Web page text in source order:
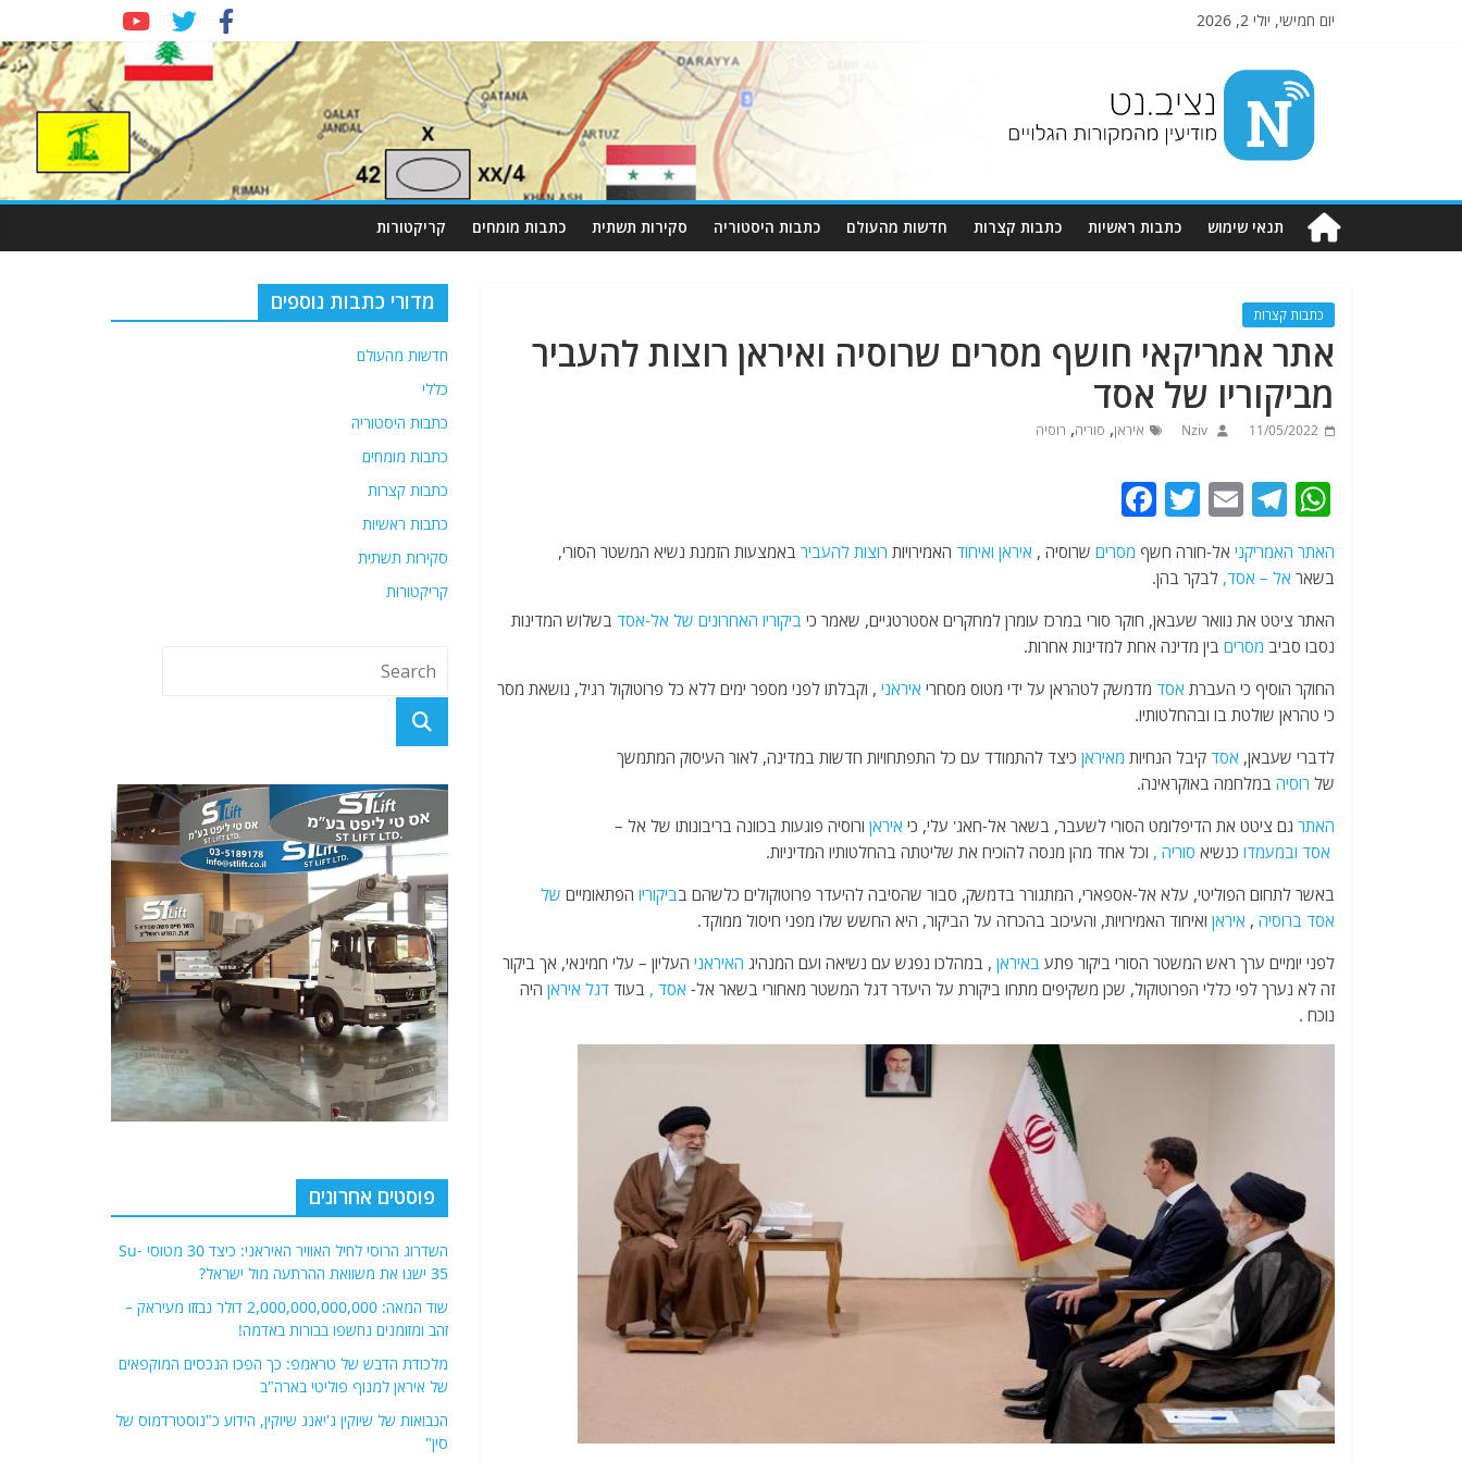
יום חמישי, יולי 2, 2026
Nziv.net
מודיעין
מהמקורות
תנאי שימוש כתבות ראשיות כתבות קצרות חדשות מהעולם כתבות היסטוריה סקירות תשתית כתבות מומחים קריקטורות
כתבות קצרות
אתר אמריקאי חושף מסרים שרוסיה ואיראן רוצות להעביר
מביקוריו של אסד
11/05/2022
Nziv איראן, סוריה, רוסיה
W
at
s
A
p
p
T
e
g
ra
m
E
ai
l
T
itt
er
c
e
b
o
o
k
האתר האמריקני אל-חורה חשף מסרים שרוסיה , איראן ואיחוד האמירויות רוצות להעביר באמצעות הזמנת נשיא המשטר הסורי,
בשאר אל – אסד, לבקר בהן.
האתר ציטט את נוואר שעבאן, חוקר סורי במרכז עומרן למחקרים אסטרטגיים, שאמר כי ביקוריו האחרונים של אל-אסד בשלוש המדינות
נסבו סביב מסרים בין מדינה אחת למדינות אחרות.
החוקר הוסיף כי העברת אסד מדמשק לטהראן על ידי מטוס מסחרי איראני , וקבלתו לפני מספר ימים ללא כל פרוטוקול רגיל, נושאת מסר
כי טהראן שולטת בו ובהחלטותיו.
לדברי שעבאן, אסד קיבל הנחיות מאיראן כיצד להתמודד עם כל התפתחויות חדשות במדינה, לאור העיסוק המתמשך
של רוסיה במלחמה באוקראינה.
האתר גם ציטט את הדיפלומט הסורי לשעבר, בשאר אל-חאג' עלי, כי איראן ורוסיה פוגעות בכוונה בריבונותו של אל –
אסד ובמעמדו כנשיא סוריה , וכל אחד מהן מנסה להוכיח את שליטתה בהחלטותיו המדיניות.
באשר לתחום הפוליטי, עלא אל-אספארי, המתגורר בדמשק, סבור שהסיבה להיעדר פרוטוקולים כלשהם בביקוריו הפתאומיים של
אסד ברוסיה , איראן ואיחוד האמירויות, והעיכוב בהכרזה על הביקור, היא החשש שלו מפני חיסול ממוקד.
לפני יומיים ערך ראש המשטר הסורי ביקור פתע באיראן , במהלכו נפגש עם נשיאה ועם המנהיג האיראני העליון – עלי חמינאי, אך ביקור
זה לא נערך לפי כללי הפרוטוקול, שכן משקיפים מתחו ביקורת על היעדר דגל המשטר מאחורי בשאר אל- אסד , בעוד דגל איראן היה
נוכח .
מדורי כתבות נוספים
חדשות מהעולם
כללי
כתבות היסטוריה
כתבות מומחים
כתבות קצרות
כתבות ראשיות
סקירות תשתית
קריקטורות
פוסטים אחרונים
השדרוג הרוסי לחיל האוויר האיראני: כיצד 30 מטוסי Su-
35 ישנו את משוואת ההרתעה מול ישראל?
שוד המאה: 2,000,000,000,000 דולר נבזזו מעיראק –
זהב ומזומנים נחשפו בבורות באדמה!
מלכודת הדבש של טראמפ: כך הפכו הנכסים המוקפאים
של איראן למנוף פוליטי בארה"ב
הנבואות של שיוקין ג'יאנג שיוקין, הידוע כ"נוסטרדמוס של
סין"